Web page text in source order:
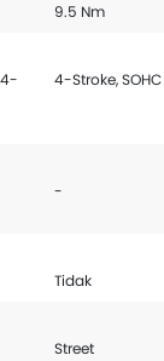
9.5 Nm
4-Stroke, SOHC
-
Tidak
Street